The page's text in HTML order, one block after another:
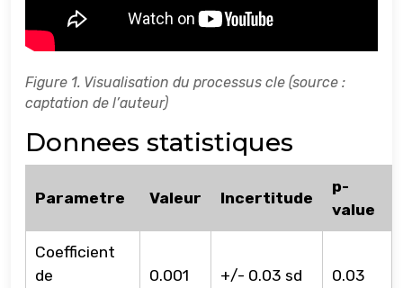
Figure 1. Visualisation du processus cle (source :
captation de l’auteur)
Donnees statistiques
Parametre Valeur Incertitude
p-
value
Coefficient
de
0.001 +/- 0.03 sd 0.03